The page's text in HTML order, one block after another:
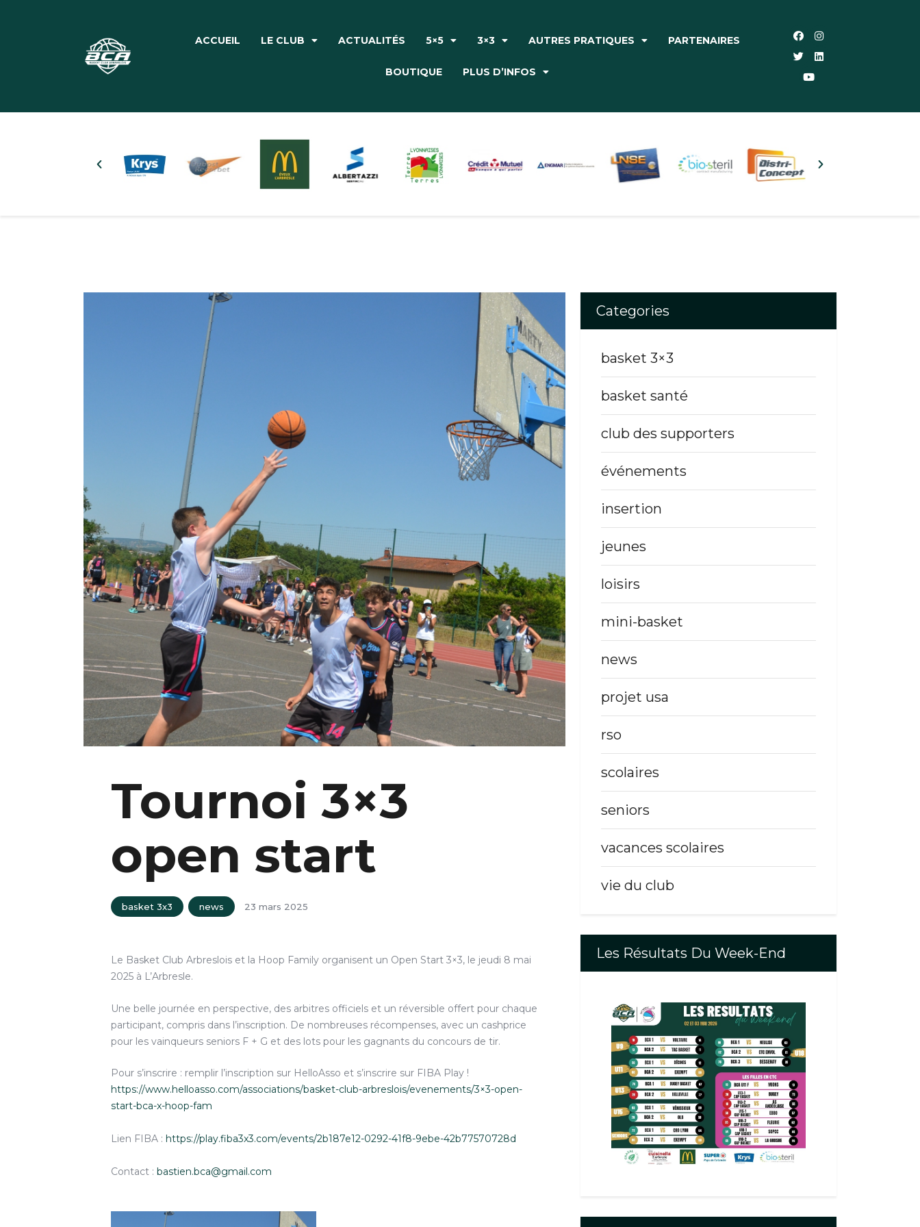
ACCUEIL LE CLUB ACTUALITÉS 5×5 3×3 AUTRES PRATIQUES PARTENAIRES
BOUTIQUE PLUS D’INFOS
Le Club
Partenaires
Boutique
Tournoi 3×3
open start
basket 3x3 news 23 mars 2025
Le Basket Club Arbreslois et la Hoop Family organisent un Open Start 3×3, le jeudi 8 mai
2025 à L’Arbresle.
Une belle journée en perspective, des arbitres officiels et un réversible offert pour chaque
participant, compris dans l’inscription. De nombreuses récompenses, avec un cashprice
pour les vainqueurs seniors F + G et des lots pour les gagnants du concours de tir.
Pour s’inscrire : remplir l’inscription sur HelloAsso et s’inscrire sur FIBA Play !
https://www.helloasso.com/associations/basket-club-arbreslois/evenements/3×3-open-
start-bca-x-hoop-fam
Lien FIBA : https://play.fiba3x3.com/events/2b187e12-0292-41f8-9ebe-42b77570728d
Contact : bastien.bca@gmail.com
Categories
basket 3×3
basket santé
club des supporters
événements
insertion
jeunes
loisirs
mini-basket
news
projet usa
rso
scolaires
seniors
vacances scolaires
vie du club
Les Résultats Du Week-End